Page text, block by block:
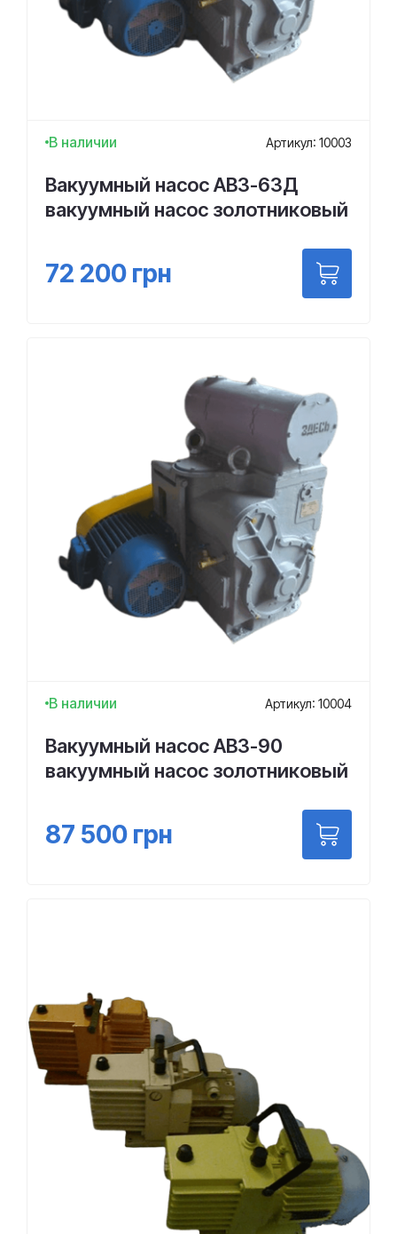
В наличии Артикул: 10003
Вакуумный насос АВЗ-63Д
вакуумный насос золотниковый
72 200 грн
В наличии Артикул: 10004
Вакуумный насос АВЗ-90
вакуумный насос золотниковый
87 500 грн